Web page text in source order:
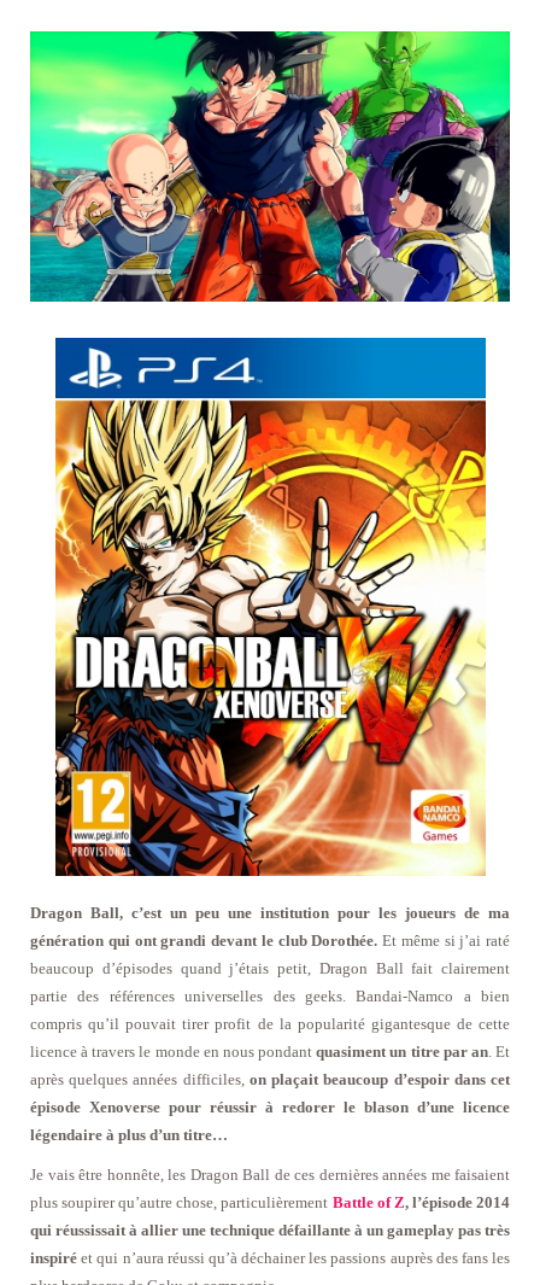
Dragon Ball, c’est un peu une institution pour les joueurs de ma
génération qui ont grandi devant le club Dorothée. Et même si j’ai raté
beaucoup d’épisodes quand j’étais petit, Dragon Ball fait clairement
partie des références universelles des geeks. Bandai-Namco a bien
compris qu’il pouvait tirer profit de la popularité gigantesque de cette
licence à travers le monde en nous pondantquasiment un titre par an. Et
après quelques années difficiles, on plaçait beaucoup d’espoir dans cet
épisode Xenoverse pour réussir à redorer le blason d’une licence
légendaire à plus d’un titre…
Je vais être honnête, les Dragon Ball de ces dernières années me faisaient
plus soupirer qu’autre chose, particulièrement Battle of Z, l’épisode 2014
qui réussissait à allier une technique défaillante à un gameplay pas très
inspiré et qui n’aura réussi qu’à déchainer les passions auprès des fans les